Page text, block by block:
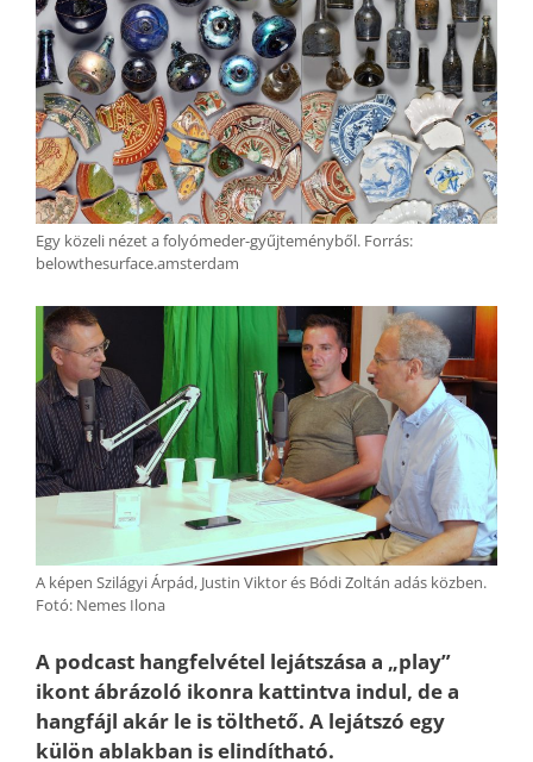
Egy közeli nézet a folyómeder-gyűjteményből. Forrás:
belowthesurface.amsterdam
A képen Szilágyi Árpád, Justin Viktor és Bódi Zoltán adás közben.
Fotó: Nemes Ilona
A podcast hangfelvétel lejátszása a „play”
ikont ábrázoló ikonra kattintva indul, de a
hangfájl akár le is tölthető. A lejátszó egy
külön ablakban is elindítható.